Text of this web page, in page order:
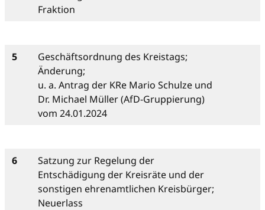
Fraktion
5
Geschäftsordnung des Kreistags;
Änderung;
u. a. Antrag der KRe Mario Schulze und
Dr. Michael Müller (AfD-Gruppierung)
vom 24.01.2024
6
Satzung zur Regelung der
Entschädigung der Kreisräte und der
sonstigen ehrenamtlichen Kreisbürger;
Neuerlass